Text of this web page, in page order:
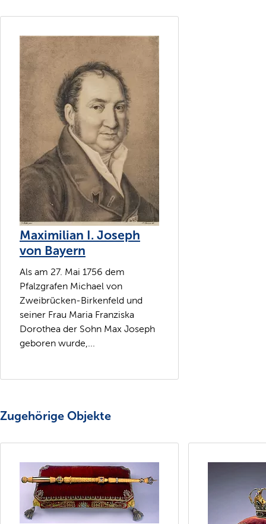
Maximilian I. Joseph
von Bayern
Als am 27. Mai 1756 dem
Pfalzgrafen Michael von
Zweibrücken-Birkenfeld und
seiner Frau Maria Franziska
Dorothea der Sohn Max Joseph
geboren wurde,...
Zugehörige Objekte